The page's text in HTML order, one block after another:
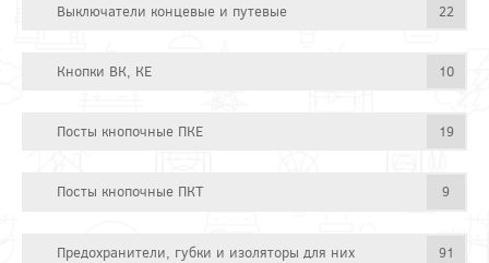
Выключатели концевые и путевые 22
Кнопки ВК, КЕ 10
Посты кнопочные ПКЕ 19
Посты кнопочные ПКТ 9
Предохранители, губки и изоляторы для них 91